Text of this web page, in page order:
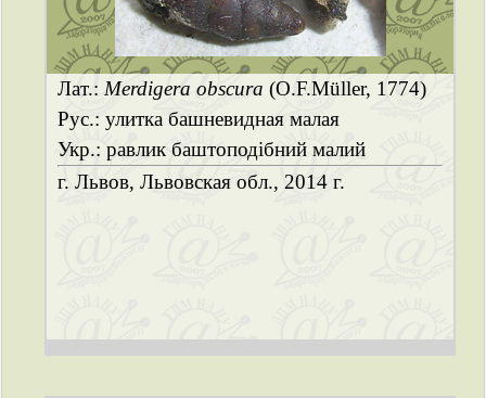
Лат.: Merdigera obscura (O.F.Müller, 1774)
Рус.: улитка башневидная малая
Укр.: равлик баштоподібний малий
г. Львов, Львовская обл., 2014 г.